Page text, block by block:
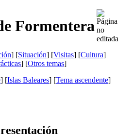
Formentera
] [Situación] [Visitas] [Cultura]
] [Otros temas]
] [Islas Baleares] [Tema ascendente]